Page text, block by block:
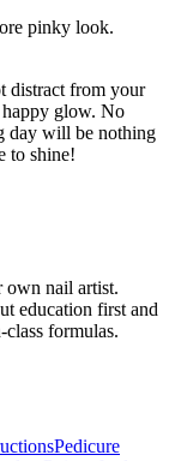
distract from your
happy glow. No
day will be nothing
own nail artist.
education first and
formulas.
Pedicure